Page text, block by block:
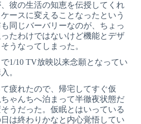
彼の生活の知恵を伝授してくれ
ースに変えることなったという
同じバーバリーなのが、ちょっ
たわけではないけど機能とデザ
うなってしまった。
1/10 TV放映以来念願となってい
。
疲れたので、帰宅してすぐ仮
ゃんちへ泊まって半徹夜状態だ
うだった。仮眠とはいっている
は終わりかなと内心覚悟してい